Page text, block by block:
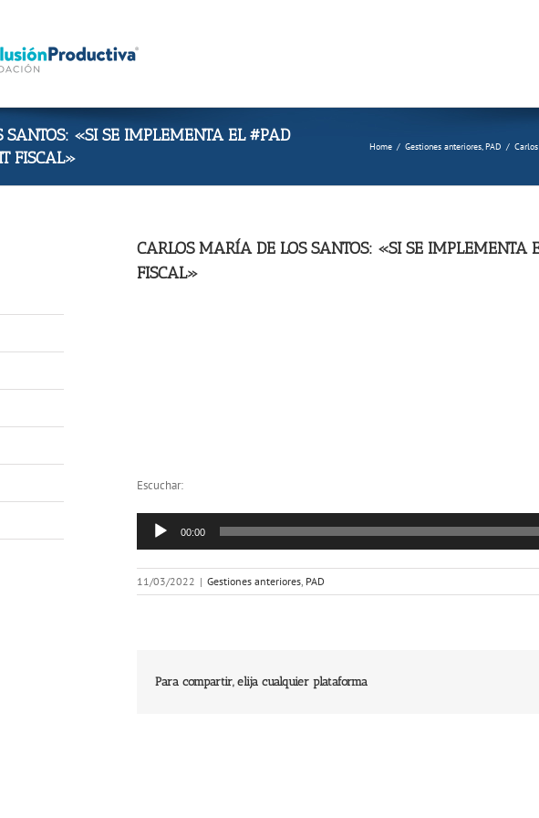
SANTOS: «SI SE IMPLEMENTA EL #PAD
FISCAL»
Home / Gestiones anteriores,PAD /
CARLOS MARÍA DE LOS SANTOS: «SI SE IMPLEMENTA
FISCAL»
Escuchar:
Reproductor
00:00
11/03/2022 | Gestiones anteriores, PAD
Para compartir, elija cualquier plataforma